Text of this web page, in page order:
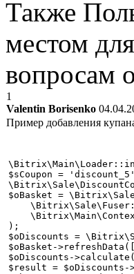
Также
местом
вопросам
1
Valentin Borisenko
Пример добавления
$sCoupon =
$oBasket =
);
$oDiscounts =
$oBasket-
$oDiscounts-
$result = $oDiscounts-